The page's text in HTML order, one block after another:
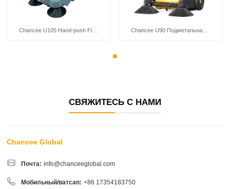
Chancee U90 Подметальная машина с ручным/ручным приводом
СВЯЖИТЕСЬ С НАМИ
Chancee Global
Почта: info@chanceeglobal.com
Мобильный/ватсап: +86 17354183750